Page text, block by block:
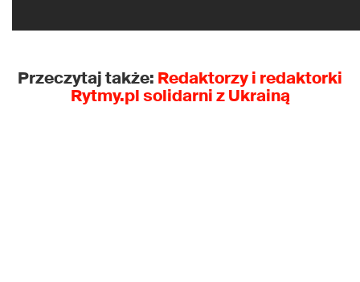
Przeczytaj także: Redaktorzy i redaktorki
Rytmy.pl solidarni z Ukrainą